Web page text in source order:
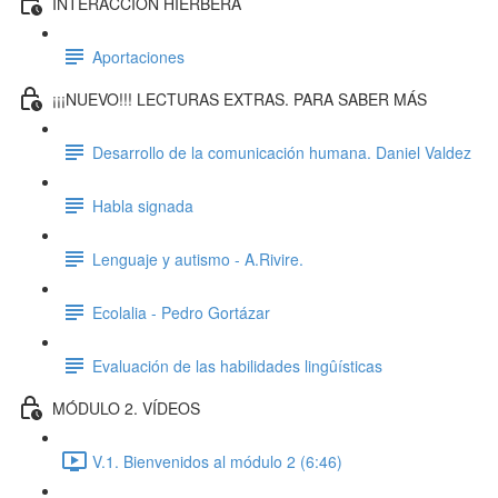
Aportaciones
¡¡¡NUEVO!!! LECTURAS EXTRAS. PARA SABER MÁS
Desarrollo de la comunicación humana. Daniel Valdez
Habla signada
Lenguaje y autismo - A.Rivire.
Ecolalia - Pedro Gortázar
Evaluación de las habilidades lingûísticas
MÓDULO 2. VÍDEOS
V.1. Bienvenidos al módulo 2 (6:46)